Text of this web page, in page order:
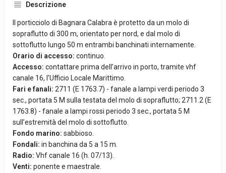
Descrizione
Il porticciolo di Bagnara Calabra è protetto da un molo di
sopraflutto di 300 m, orientato per nord, e dal molo di
sottoflutto lungo 50 m entrambi banchinati internamente.
Orario di accesso: continuo.
Accesso: contattare prima dell’arrivo in porto, tramite vhf
canale 16, l’Ufficio Locale Marittimo.
Fari e fanali: 2711 (E 1763.7) - fanale a lampi verdi periodo 3
sec., portata 5 M sulla testata del molo di sopraflutto; 2711.2 (E
1763.8) - fanale a lampi rossi periodo 3 sec., portata 5 M
sull’estremità del molo di sottoflutto.
Fondo marino: sabbioso.
Fondali: in banchina da 5 a 15 m.
Radio: Vhf canale 16 (h. 07/13).
Venti: ponente e maestrale.